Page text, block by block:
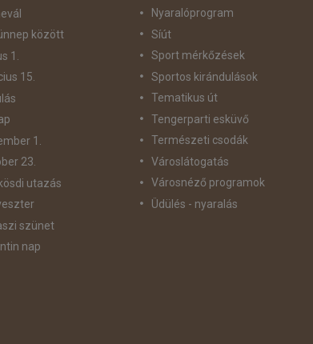
között
1.
15.
1.
23.
utazás
szünet
nap
Nyaralóprogram
Síút
Sport mérkőzések
Sportos kirándulások
Tematikus út
Tengerparti esküvő
Természeti csodák
Városlátogatás
Városnéző programok
Üdülés - nyaralás